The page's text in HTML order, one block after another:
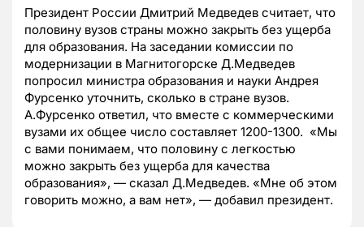
Президент России Дмитрий Медведев считает, что
половину вузов страны можно закрыть без ущерба
для образования. На заседании комиссии по
модернизации в Магнитогорске Д.Медведев
попросил министра образования и науки Андрея
Фурсенко уточнить, сколько в стране вузов.
А.Фурсенко ответил, что вместе с коммерческими
вузами их общее число составляет 1200-1300. «Мы
с вами понимаем, что половину с легкостью
можно закрыть без ущерба для качества
образования», — сказал Д.Медведев. «Мне об этом
говорить можно, а вам нет», — добавил президент.